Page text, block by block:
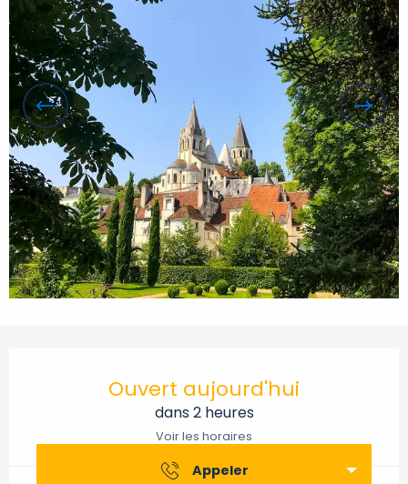
Ouvert aujourd'hui
dans 2 heures
Voir les horaires
Appeler